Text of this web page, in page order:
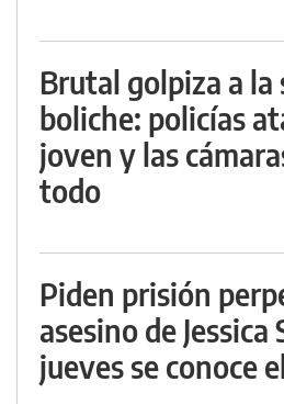
Brutal golpiza a la
boliche: policías
joven y las
todo
Piden prisión
asesino de Jessica
jueves se conoce